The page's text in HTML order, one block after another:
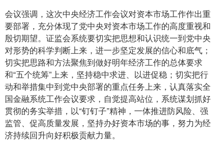
会议强调，这次中央经济工作会议对资本市场工作作出重
要部署，充分体现了党中央对资本市场工作的高度重视和
殷切期望。证监会系统要切实把思想和认识统一到党中央
对形势的科学判断上来，进一步坚定发展的信心和底气；
切实把思路和方法聚焦到做好明年经济工作的总体要求
和“五个统筹”上来，坚持稳中求进、以进促稳；切实把行
动和举措集中到党中央部署的重点任务上来，认真落实全
国金融系统工作会议要求，自觉提高站位，系统谋划抓好
贯彻的务实举措，以“钉钉子”精神，一体推进防风险、强
监管、促高质量发展，坚持办好资本市场的事，努力为经
济持续回升向好积极贡献力量。